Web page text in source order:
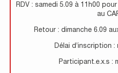
RDV : samedi 5.09 à 11h00
au
Retour : dimanche 6.09
Délai d’inscription :
Participant.e.x.s :